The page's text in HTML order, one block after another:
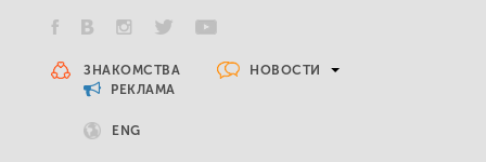
ЗНАКОМСТВА
НОВОСТИ
РЕКЛАМА
ENG